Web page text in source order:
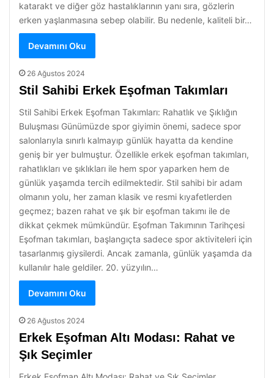
katarakt ve diğer göz hastalıklarının yanı sıra, gözlerin
erken yaşlanmasına sebep olabilir. Bu nedenle, kaliteli bir…
Devamını Oku
26 Ağustos 2024
Stil Sahibi Erkek Eşofman Takımları
Stil Sahibi Erkek Eşofman Takımları: Rahatlık ve Şıklığın
Buluşması Günümüzde spor giyimin önemi, sadece spor
salonlarıyla sınırlı kalmayıp günlük hayatta da kendine
geniş bir yer bulmuştur. Özellikle erkek eşofman takımları,
rahatlıkları ve şıklıkları ile hem spor yaparken hem de
günlük yaşamda tercih edilmektedir. Stil sahibi bir adam
olmanın yolu, her zaman klasik ve resmi kıyafetlerden
geçmez; bazen rahat ve şık bir eşofman takımı ile de
dikkat çekmek mümkündür. Eşofman Takımının Tarihçesi
Eşofman takımları, başlangıçta sadece spor aktiviteleri için
tasarlanmış giysilerdi. Ancak zamanla, günlük yaşamda da
kullanılır hale geldiler. 20. yüzyılın…
Devamını Oku
26 Ağustos 2024
Erkek Eşofman Altı Modası: Rahat ve
Şık Seçimler